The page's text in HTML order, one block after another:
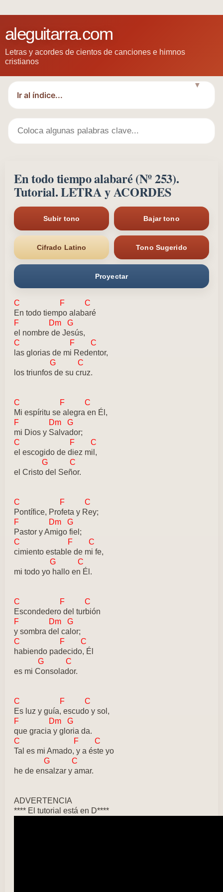
aleguitarra.com
Letras y acordes de cientos de canciones e himnos
cristianos
▼
En todo tiempo alabaré (Nº 253).
Tutorial. LETRA y ACORDES
Subir tono Bajar tono
Cifrado Latino Tono Sugerido
Proyectar
C F C
En todo tiempo alabaré
F Dm G
el nombre de Jesús,
C F C
las glorias de mi Redentor,
G C
los triunfos de su cruz.
C F C
Mi espíritu se alegra en Él,
F Dm G
mi Dios y Salvador;
C F C
el escogido de diez mil,
G C
el Cristo del Señor.
C F C
Pontífice, Profeta y Rey;
F Dm G
Pastor y Amigo fiel;
C F C
cimiento estable de mi fe,
G C
mi todo yo hallo en Él.
C F C
Escondedero del turbión
F Dm G
y sombra del calor;
C F C
habiendo padecido, Él
G C
es mi Consolador.
C F C
Es luz y guía, escudo y sol,
F Dm G
que gracia y gloria da.
C F C
Tal es mi Amado, y a éste yo
G C
he de ensalzar y amar.
ADVERTENCIA
**** El tutorial está en D****